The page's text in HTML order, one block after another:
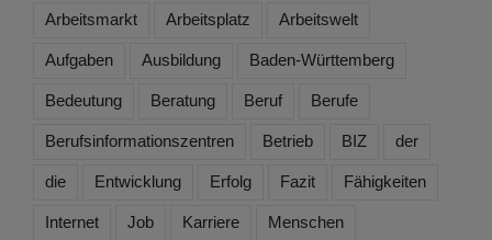
Arbeitsmarkt Arbeitsplatz Arbeitswelt
Aufgaben Ausbildung Baden-Württemberg
Bedeutung Beratung Beruf Berufe
Berufsinformationszentren Betrieb BIZ der
die Entwicklung Erfolg Fazit Fähigkeiten
Internet Job Karriere Menschen